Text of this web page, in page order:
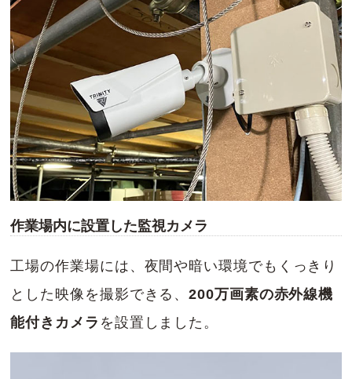
作業場内に設置した監視カメラ
工場の作業場には、夜間や暗い環境でもくっきり
とした映像を撮影できる、200万画素の赤外線機
能付きカメラ を設置しました。